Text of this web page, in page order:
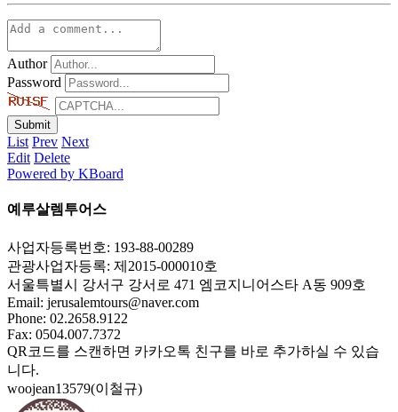
Author
Password
List Prev Next
Edit Delete
Powered by KBoard
예루살렘투어스
사업자등록번호: 193-88-00289
관광사업자등록: 제2015-000010호
서울특별시 강서구 강서로 471 엠코지니어스타 A동 909호
Email: jerusalemtours@naver.com
Phone: 02.2658.9122
Fax: 0504.007.7372
QR코드를 스캔하면 카카오톡 친구를 바로 추가하실 수 있습
니다.
woojean13579(이철규)